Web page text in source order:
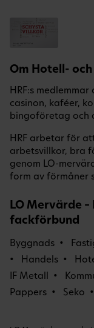
Om Hotell-
HRF:s
casinon, kaféer,
bingoföretag och
HRF arbetar för
arbetsvillkor, bra
genom LO-
form av förmåner
LO Mervärde
fackförbund
Byggnads
Handels
IF Metall
Pappers
Seko